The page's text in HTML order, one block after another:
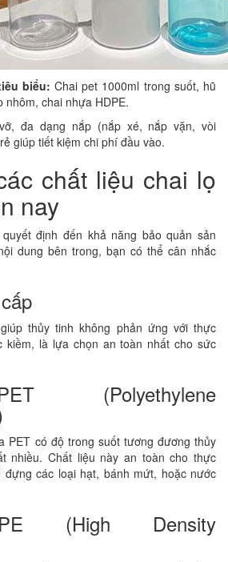
biểu: Chai pet 1000ml trong suốt, hũ
nhôm, chai nhựa HDPE.
đa dạng nắp (nắp xé, nắp vặn, vòi
giúp tiết kiệm chi phí đầu vào.
chất liệu chai lọ
nay
định đến khả năng bảo quản sản
dung bên trong, bạn có thể cân nhắc
thủy tinh không phản ứng với thực
kiềm, là lựa chọn an toàn nhất cho sức
(Polyethylene
PET có độ trong suốt tương đương thủy
nhiều. Chất liệu này an toàn cho thực
đựng các loại hạt, bánh mứt, hoặc nước
(High Density